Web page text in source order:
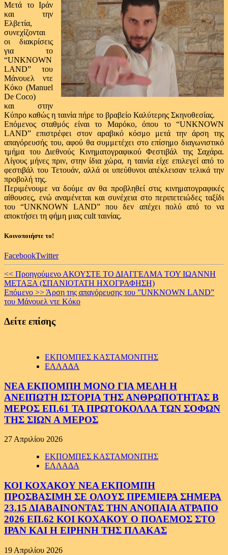
Μετά το Ιράν
και την
Ελβετία,
συνεχίζονται
οι διακρίσεις
για το
“UNKNOWN
LAND” του
Μάνουελ ντε
Κόκο (Manuel
De Coco)
και στην
Κύπρο καθώς η ταινία πήρε το βραβείο Καλύτερης Σκηνοθεσίας.
Επόμενος σταθμός είναι το Μαρόκο, όπου το “UNKNOWN
LAND” επιστρέφει στον αραβικό κόσμο μετά την άρση της
απαγόρευσής του, αφού θα συμμετέχει στο επίσημο διαγωνιστικό
τμήμα του Διεθνούς Κινηματογραφικού Φεστιβάλ της Σαχάρα.
Λίγους μήνες πριν, στην ίδια χώρα, η ταινία είχε επιλεγεί από το
φεστιβάλ του Τετουάν, αλλά οι υπεύθυνοι απέκλεισαν τελικά την
προβολή της.
Περιμένουμε να δούμε αν θα προβληθεί στις κινηματογραφικές
αίθουσες, ενώ αναμένεται και συνέχεια στο περιπετειώδες ταξίδι
του “UNKNOWN LAND” που δεν απέχει πολύ από το να
αποκτήσει τη φήμη μιας cult ταινίας.
Κοινοποιήστε το!
FacebookTwitter
Continue
Reading
<< Προηγούμενο ΑΚΟΥΣΤΕ ΤΟ ΔΙΑΓΓΕΛΜΑ ΤΟΥ ΙΩΑΝΝΗ
ΜΕΤΑΞΑ (ΣΠΑΝΙΟΤΑΤΗ ΗΧΟΓΡΑΦΗΣΗ)
Επόμενο >> Άρση της απαγόρευσης του ”UNKNOWN LAND”
του Μάνουελ ντε Κόκο
Δείτε επίσης
ΕΚΠΟΜΠΕΣ ΚΑΣΤΑΜΟΝΙΤΗΣ
ΕΛΛΑΔΑ
ΝΕΑ ΕΚΠΟΜΠΗ ΜΟΝΟ ΓΙΑ ΜΕΛΗ Η
ΑΝΕΙΠΩΤΗ ΙΣΤΟΡΙΑ ΤΗΣ ΑΝΘΡΩΠΟΤΗΤΑΣ Β
ΜΕΡΟΣ ΕΠ.61 ΤΑ ΠΡΩΤΟΚΟΛΛΑ ΤΩΝ ΣΟΦΩΝ
ΤΗΣ ΣΙΩΝ Α ΜΕΡΟΣ
27 Απριλίου 2026
ΕΚΠΟΜΠΕΣ ΚΑΣΤΑΜΟΝΙΤΗΣ
ΕΛΛΑΔΑ
ΚΟΙ ΚΟΧΑΚΟΥ ΝΕΑ ΕΚΠΟΜΠΗ
ΠΡΟΣΒΑΣΙΜΗ ΣΕ ΟΛΟΥΣ ΠΡΕΜΙΕΡΑ ΣΗΜΕΡΑ
23.15 ΔΙΑΒΑΙΝΟΝΤΑΣ ΤΗΝ ΑΝΟΠΑΙΑ ΑΤΡΑΠΟ
2026 ΕΠ.62 ΚΟΙ ΚΟΧΑΚΟΥ Ο ΠΟΛΕΜΟΣ ΣΤΟ
ΙΡΑΝ ΚΑΙ Η ΕΙΡΗΝΗ ΤΗΣ ΠΛΑΚΑΣ
19 Απριλίου 2026